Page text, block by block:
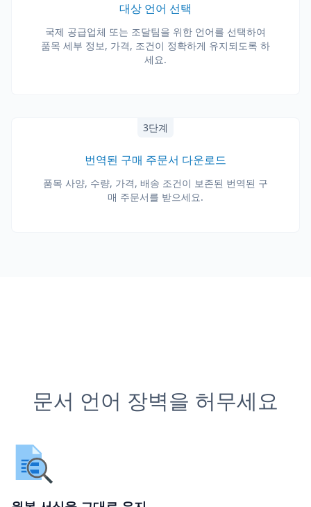
대상 언어 선택
국제 공급업체 또는 조달팀을 위한 언어를 선택하여
품목 세부 정보, 가격, 조건이 정확하게 유지되도록 하
세요.
3단계
번역된 구매 주문서 다운로드
품목 사양, 수량, 가격, 배송 조건이 보존된 번역된 구
매 주문서를 받으세요.
문서 언어 장벽을 허무세요